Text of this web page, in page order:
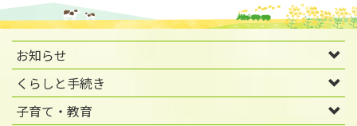
お知らせ
くらしと手続き
子育て・教育